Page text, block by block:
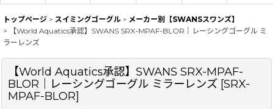
トップページ > スイミングゴーグル > メーカー別【SWANSスワンズ】
>
【World Aquatics承認】SWANS SRX-MPAF-BLOR｜レーシングゴーグル ミ
ラーレンズ
【World Aquatics承認】SWANS SRX-MPAF-
BLOR｜レーシングゴーグル ミラーレンズ [SRX-
MPAF-BLOR]